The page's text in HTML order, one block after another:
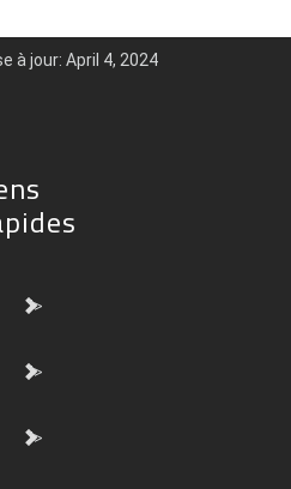
à jour: April 4, 2024
">
">
">